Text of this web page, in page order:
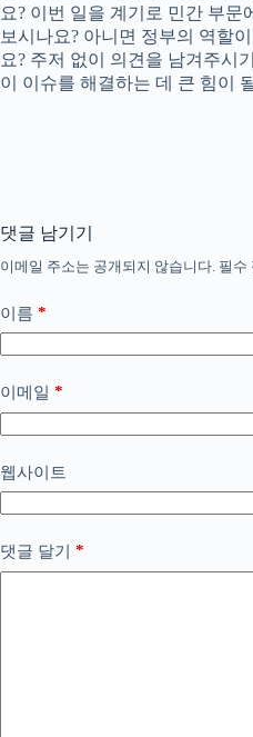
요? 이번 일을 계기로 민간 부
보시나요? 아니면 정부의 역할
요? 주저 없이 의견을 남겨주시
이 이슈를 해결하는 데 큰 힘이
댓글 남기기
이메일 주소는 공개되지 않습니다. 필수
이름 *
이메일 *
웹사이트
댓글 달기 *